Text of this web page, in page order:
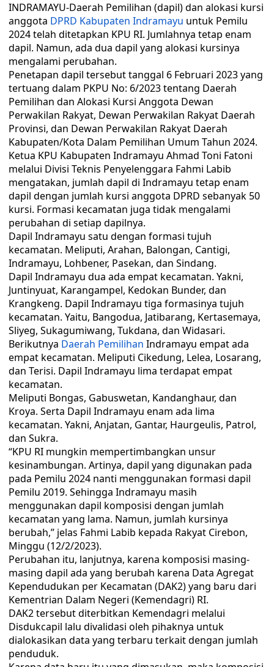
INDRAMAYU-Daerah Pemilihan (dapil) dan alokasi kursi
anggota DPRD Kabupaten Indramayu untuk Pemilu
2024 telah ditetapkan KPU RI. Jumlahnya tetap enam
dapil. Namun, ada dua dapil yang alokasi kursinya
mengalami perubahan.
Penetapan dapil tersebut tanggal 6 Februari 2023 yang
tertuang dalam PKPU No: 6/2023 tentang Daerah
Pemilihan dan Alokasi Kursi Anggota Dewan
Perwakilan Rakyat, Dewan Perwakilan Rakyat Daerah
Provinsi, dan Dewan Perwakilan Rakyat Daerah
Kabupaten/Kota Dalam Pemilihan Umum Tahun 2024.
Ketua KPU Kabupaten Indramayu Ahmad Toni Fatoni
melalui Divisi Teknis Penyelenggara Fahmi Labib
mengatakan, jumlah dapil di Indramayu tetap enam
dapil dengan jumlah kursi anggota DPRD sebanyak 50
kursi. Formasi kecamatan juga tidak mengalami
perubahan di setiap dapilnya.
Dapil Indramayu satu dengan formasi tujuh
kecamatan. Meliputi, Arahan, Balongan, Cantigi,
Indramayu, Lohbener, Pasekan, dan Sindang.
Dapil Indramayu dua ada empat kecamatan. Yakni,
Juntinyuat, Karangampel, Kedokan Bunder, dan
Krangkeng. Dapil Indramayu tiga formasinya tujuh
kecamatan. Yaitu, Bangodua, Jatibarang, Kertasemaya,
Sliyeg, Sukagumiwang, Tukdana, dan Widasari.
Berikutnya Daerah Pemilihan Indramayu empat ada
empat kecamatan. Meliputi Cikedung, Lelea, Losarang,
dan Terisi. Dapil Indramayu lima terdapat empat
kecamatan.
Meliputi Bongas, Gabuswetan, Kandanghaur, dan
Kroya. Serta Dapil Indramayu enam ada lima
kecamatan. Yakni, Anjatan, Gantar, Haurgeulis, Patrol,
dan Sukra.
“KPU RI mungkin mempertimbangkan unsur
kesinambungan. Artinya, dapil yang digunakan pada
pada Pemilu 2024 nanti menggunakan formasi dapil
Pemilu 2019. Sehingga Indramayu masih
menggunakan dapil komposisi dengan jumlah
kecamatan yang lama. Namun, jumlah kursinya
berubah,” jelas Fahmi Labib kepada Rakyat Cirebon,
Minggu (12/2/2023).
Perubahan itu, lanjutnya, karena komposisi masing-
masing dapil ada yang berubah karena Data Agregat
Kependudukan per Kecamatan (DAK2) yang baru dari
Kementrian Dalam Negeri (Kemendagri) RI.
DAK2 tersebut diterbitkan Kemendagri melalui
Disdukcapil lalu divalidasi oleh pihaknya untuk
dialokasikan data yang terbaru terkait dengan jumlah
penduduk.